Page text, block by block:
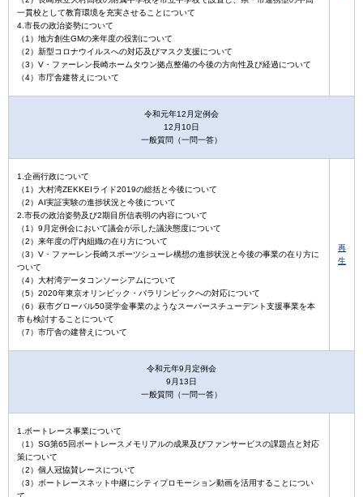
一貫校として教育環境を充実させることについて
4.市長の政治姿勢について
（1）地方創生GMの来年度の役割について
（2）新型コロナウイルスへの対応及びマスク支援について
（3）V・ファーレン長崎ホームタウン拠点整備の今後の方向性及び経過について
（4）市庁舎建替えについて
令和元年12月定例会
12月10日
一般質問（一問一答）
1.企画行政について
（1）大村湾ZEKKEIライド2019の総括と今後について
（2）AI実証実験の進捗状況と今後について
2.市長の政治姿勢及び2期目所信表明の内容について
（1）9月定例会において議会が示した議決態度について
（2）来年度の庁内組織の在り方について
（3）V・ファーレン長崎スポーツシューレ構想の進捗状況と今後の事業の在り方に
ついて
（4）大村湾データコンソーシアムについて
（5）2020年東京オリンピック・パラリンピックへの対応について
（6）萩市グローバル50奨学金事業のようなスーパースチューデント支援事業を本
市も検討することについて
（7）市庁舎の建替えについて
再
生
令和元年9月定例会
9月13日
一般質問（一問一答）
1.ボートレース事業について
（1）SG第65回ボートレースメモリアルの成果及びファンサービスの課題点と対応
策について
（2）個人冠協賛レースについて
（3）ボートレースネット中継にシティプロモーション動画を活用することについ